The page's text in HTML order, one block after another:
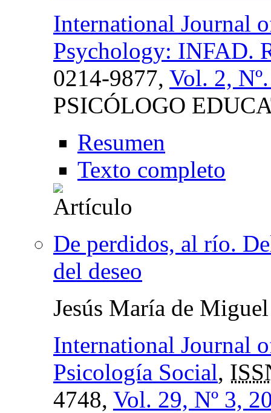
International Journal
Psychology: INFAD.
0214-9877, Vol. 2,
PSICÓLOGO
Resumen
Texto completo
De perdidos, al río.
del deseo
Jesús María de
International Journal
Psicología Social,
4748, Vol. 29, Nº 3,